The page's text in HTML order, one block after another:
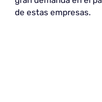
de estas empresas.